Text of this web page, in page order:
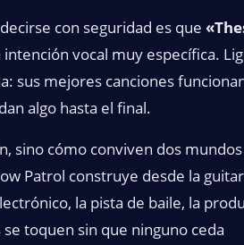
con seguridad es que
vocal muy específica.
sus mejores canciones
algo hasta el final.
sino cómo conviven dos
Patrol construye desde la
la pista de baile, la
toquen sin que ninguno ceda